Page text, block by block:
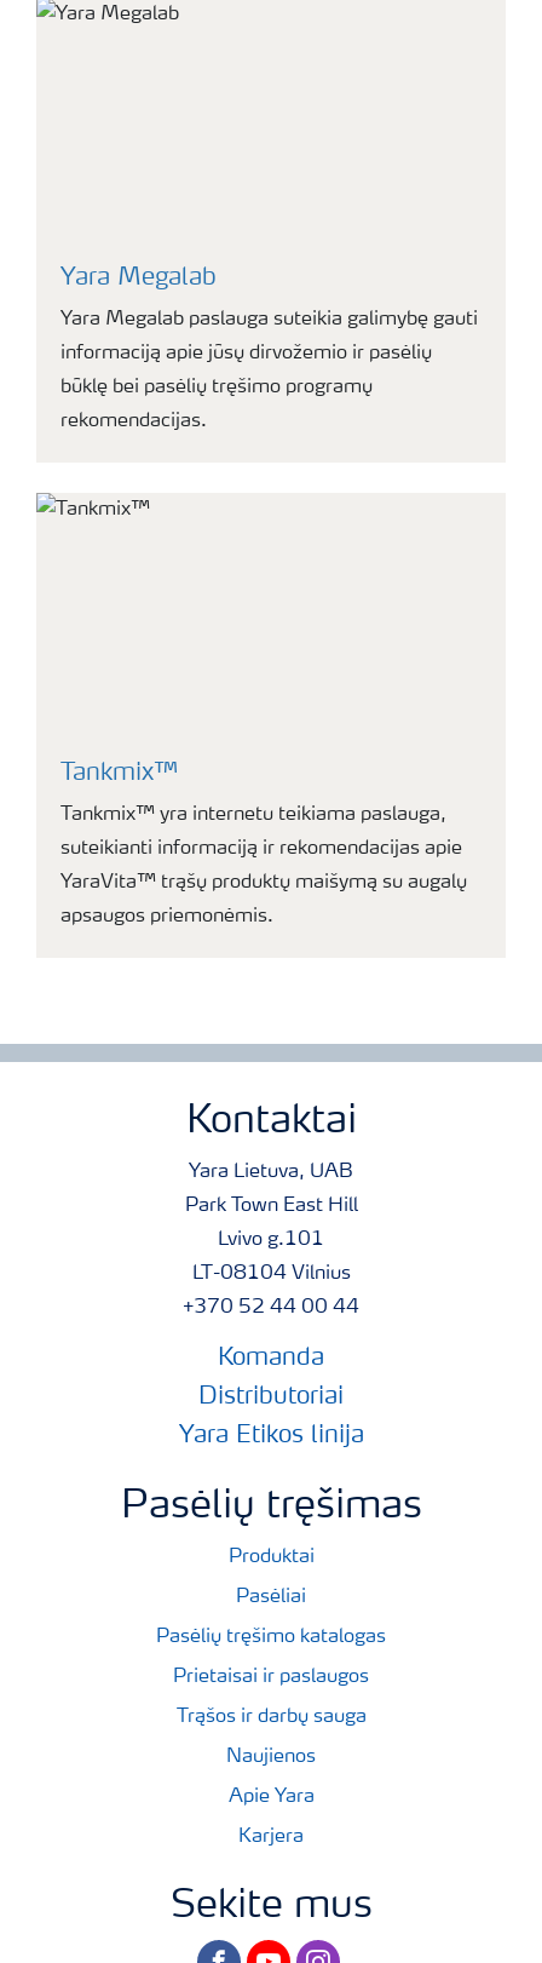
Yara Megalab
Yara Megalab paslauga suteikia galimybę gauti
informaciją apie jūsų dirvožemio ir pasėlių
būklę bei pasėlių tręšimo programų
rekomendacijas.
Tankmix™
Tankmix™ yra internetu teikiama paslauga,
suteikianti informaciją ir rekomendacijas apie
YaraVita™ trąšų produktų maišymą su augalų
apsaugos priemonėmis.
Kontaktai
Yara Lietuva, UAB
Park Town East Hill
Lvivo g.101
LT-08104 Vilnius
+370 52 44 00 44
Komanda
Distributoriai
Yara Etikos linija
Pasėlių tręšimas
Produktai
Pasėliai
Pasėlių tręšimo katalogas
Prietaisai ir paslaugos
Trąšos ir darbų sauga
Naujienos
Apie Yara
Karjera
Sekite mus
facebookyoutubeinstagram